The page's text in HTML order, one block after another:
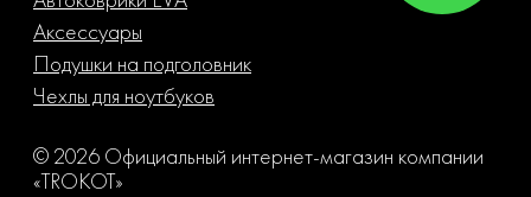
Аксессуары
Подушки на подголовник
Чехлы для ноутбуков
© 2026 Официальный интернет-магазин компании
«TROKOT»